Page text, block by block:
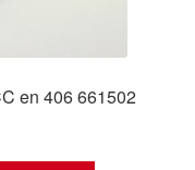
en 406 661502